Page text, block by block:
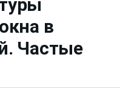
в
. Частые